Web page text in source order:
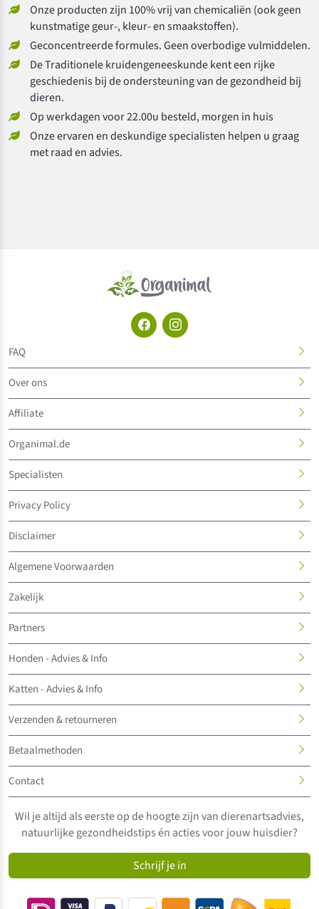
Onze producten zijn 100% vrij van chemicaliën (ook geen
kunstmatige geur-, kleur- en smaakstoffen).
Geconcentreerde formules. Geen overbodige vulmiddelen.
De Traditionele kruidengeneeskunde kent een rijke
geschiedenis bij de ondersteuning van de gezondheid bij
dieren.
Op werkdagen voor 22.00u besteld, morgen in huis
Onze ervaren en deskundige specialisten helpen u graag
met raad en advies.
FAQ
Over ons
Affiliate
Organimal.de
Specialisten
Privacy Policy
Disclaimer
Algemene Voorwaarden
Zakelijk
Partners
Honden - Advies & Info
Katten - Advies & Info
Verzenden & retourneren
Betaalmethoden
Contact
Wil je altijd als eerste op de hoogte zijn van dierenartsadvies,
natuurlijke gezondheidstips én acties voor jouw huisdier?
Schrijf je in